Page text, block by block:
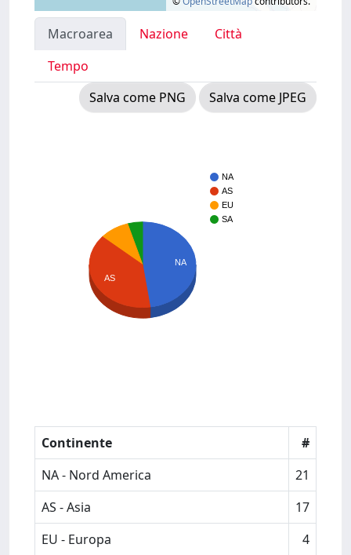
Macroarea Nazione
Città
Tempo
Salva come PNG
Salva come JPEG
NA
AS
EU
SA
NA
AS
Continente
#
NA - Nord America
21
AS - Asia
17
EU - Europa
4